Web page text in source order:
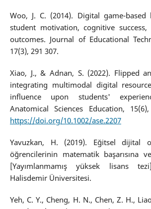
Woo, J. C. (2014). Digital game-
student motivation, cognitive
outcomes. Journal of Educational
17(3), 291 307.
Xiao, J., & Adnan, S. (2022). Flipped
integrating multimodal digital
influence upon students'
Anatomical Sciences Education,
https://doi.org/10.1002/ase.2207
Yavuzkan, H. (2019). Eğitsel dijital
öğrencilerinin matematik başarısına
[Yayımlanmamış yüksek lisans
Halisdemir Üniversitesi.
Yeh, C. Y., Cheng, H. N., Chen, Z. H.,